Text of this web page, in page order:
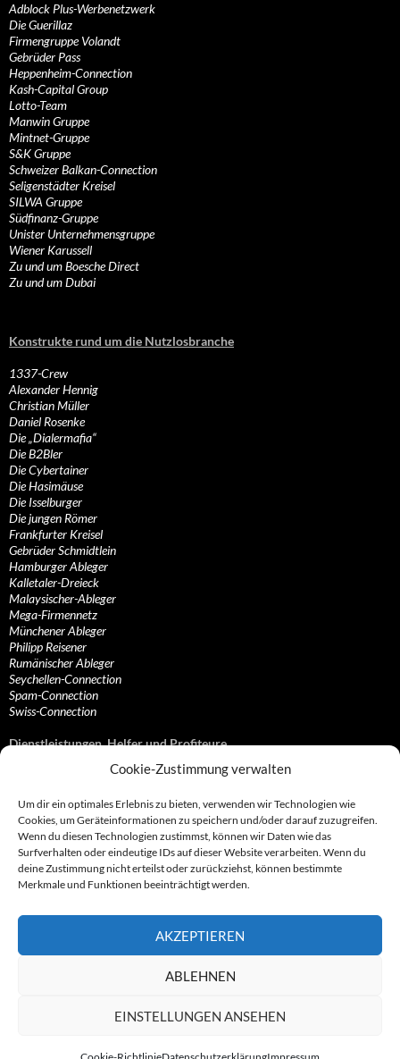
Cookie-Zustimmung verwalten
Um dir ein optimales Erlebnis zu bieten, verwenden wir Technologien wie
Cookies, um Geräteinformationen zu speichern und/oder darauf zuzugreifen.
Wenn du diesen Technologien zustimmst, können wir Daten wie das
Surfverhalten oder eindeutige IDs auf dieser Website verarbeiten. Wenn du
deine Zustimmung nicht erteilst oder zurückziehst, können bestimmte
Merkmale und Funktionen beeinträchtigt werden.
AKZEPTIEREN
ABLEHNEN
EINSTELLUNGEN ANSEHEN
Adblock Plus-Werbenetzwerk
Die Guerillaz
Firmengruppe Volandt
Gebrüder Pass
Heppenheim-Connection
Kash-Capital Group
Lotto-Team
Manwin Gruppe
Mintnet-Gruppe
S&K Gruppe
Schweizer Balkan-Connection
Seligenstädter Kreisel
SILWA Gruppe
Südfinanz-Gruppe
Unister Unternehmensgruppe
Wiener Karussell
Zu und um Boesche Direct
Zu und um Dubai
Konstrukte rund um die Nutzlosbranche
1337-Crew
Alexander Hennig
Christian Müller
Daniel Rosenke
Die „Dialermafia“
Die B2Bler
Die Cybertainer
Die Hasimäuse
Die Isselburger
Die jungen Römer
Frankfurter Kreisel
Gebrüder Schmidtlein
Hamburger Ableger
Kalletaler-Dreieck
Malaysischer-Ableger
Mega-Firmennetz
Münchener Ableger
Philipp Reisener
Rumänischer Ableger
Seychellen-Connection
Spam-Connection
Swiss-Connection
Dienstleistungen, Helfer und Profiteure
Anonymisierungsdienste, VPN- und Web-Proxy…
Bezahlsysteme, Finanzdienstleister und…
Bürodienstleister, Firmengründer- und/oder…
Datenhändler, Adressbroker und zielgerichtetes…
Hosting, Routing, Provider, Domain-, Web- und…
Inkasso, Forderungsmanagement und eintreibende…
Spieleanbieter, Online- und Browsergames
Partnerprogramme, Vertriebskanäle- und…
Telekommunikationsdienstleister, Internet…
Vereine, Verbände, Vereinigungen und Lobbyisten
Web-Rotlichtbezirk, Erotik- und XXX-Anbieter
Sonstige Dienstleister, Profiteure und Kooperationen